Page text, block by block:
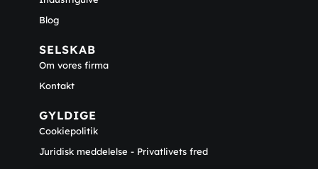
Blog
SELSKAB
Om vores firma
Kontakt
GYLDIGE
Cookiepolitik
Juridisk meddelelse - Privatlivets fred